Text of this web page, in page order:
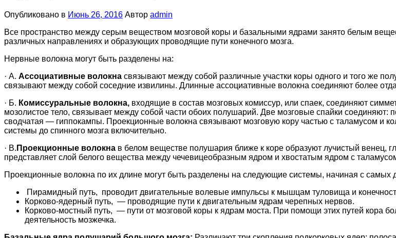
Опубликовано в Июнь 26, 2016 Автор admin
Все пространство между серым веществом мозговой коры и базальными ядрами занято белым
различных направлениях и образующих проводящие пути конечного мозга.
Нервные волокна могут быть разделены на:
· А. Ассоциативные волокна связывают между собой различные участки коры одного и того же
связывают между собой соседние извилины. Длинные ассоциативные волокна соединяют более
· Б. Комиссуральные волокна, входящие в состав мозговых комиссур, или спаек, соединяют
мозолистое тело, связывает между собой части обоих полушарий. Две мозговые спайки
сводчатая — гиппокампы. Проекционные волокна связывают мозговую кору частью с таламусом и
системы до спинного мозга включительно.
· В. Проекционные волокна в белом веществе полушария ближе к коре образуют лучистый венец,
представляет слой белого вещества между чечевицеобразным ядром и хвостатым ядром с
Проекционные волокна по их длине могут быть разделены на следующие системы, начиная с самых
Пирамидный путь, проводит двигательные волевые импульсы к мышцам туловища и
Корково-ядерный путь, — проводящие пути к двигательным ядрам черепных нервов.
Корково-мостный путь, — пути от мозговой коры к ядрам моста. При помощи этих путей кора
деятельность мозжечка.